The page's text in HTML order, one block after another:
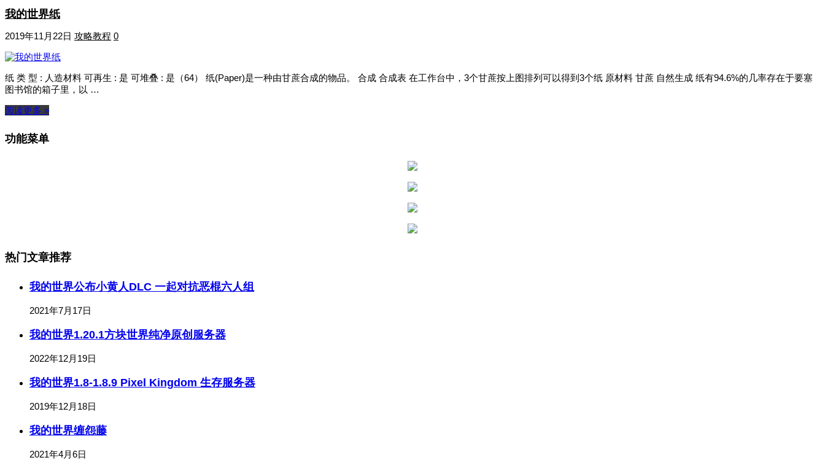
我的世界纸
2019年11月22日 攻略教程 0
纸 类 型 : 人造材料 可再生 : 是 可堆叠 : 是（64） 纸(Paper)是一种由甘蔗合成的物品。 合成 合成表 在工作台中，3个甘蔗按上图排列可以得到3个纸 原材料 甘蔗 自然生成 纸有94.6%的几率存在于要塞
图书馆的箱子里，以 …
阅读更多 »
功能菜单
热门文章推荐
我的世界公布小黄人DLC 一起对抗恶棍六人组
2021年7月17日
我的世界1.20.1方块世界纯净原创服务器
2022年12月19日
我的世界1.8-1.8.9 Pixel Kingdom 生存服务器
2019年12月18日
我的世界缠怨藤
2021年4月6日